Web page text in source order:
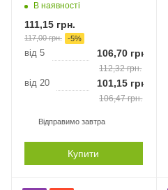
В наявності
111,15 грн.
117,00грн. -5%
від 5 106,70 грн.
112,32грн.
від 20 101,15 грн.
106,47грн.
Відправимо завтра
Купити